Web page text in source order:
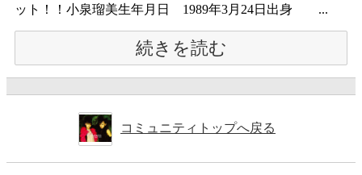
ット！！小泉瑠美生年月日 1989年3月24日出身 ...
続きを読む
コミュニティトップへ戻る